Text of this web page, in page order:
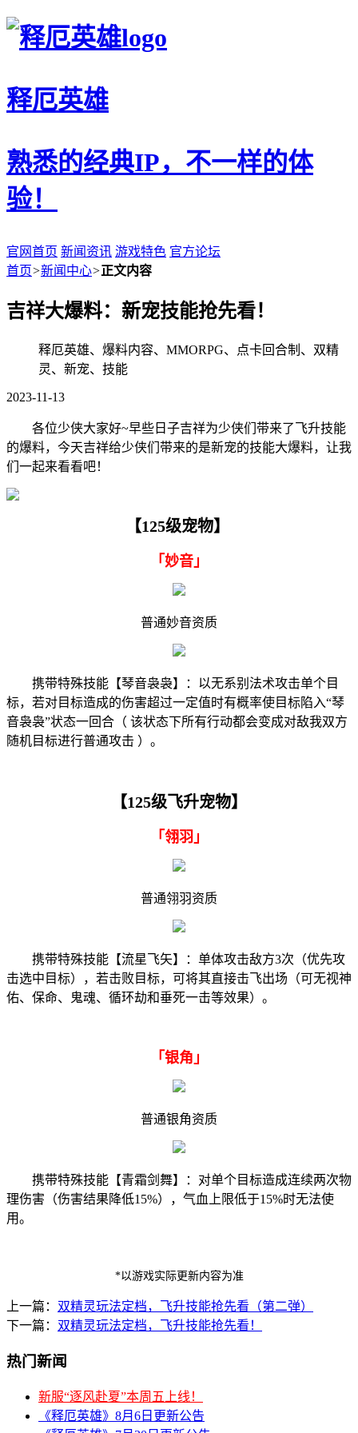
释厄英雄
熟悉的经典IP，不一样的体
验！
官网首页 新闻资讯 游戏特色 官方论坛
首页>新闻中心>正文内容
吉祥大爆料：新宠技能抢先看！
释厄英雄、爆料内容、MMORPG、点卡回合制、双精
灵、新宠、技能
2023-11-13
各位少侠大家好~早些日子吉祥为少侠们带来了飞升技能
的爆料，今天吉祥给少侠们带来的是新宠的技能大爆料，让我
们一起来看看吧！
【125级宠物】
「妙音」
普通妙音资质
携带特殊技能【琴音袅袅】：以无系别法术攻击单个目
标，若对目标造成的伤害超过一定值时有概率使目标陷入“琴
音袅袅”状态一回合（ 该状态下所有行动都会变成对敌我双方
随机目标进行普通攻击 ）。
【125级飞升宠物】
「翎羽」
普通翎羽资质
携带特殊技能【流星飞矢】：单体攻击敌方3次（优先攻
击选中目标），若击败目标，可将其直接击飞出场（可无视神
佑、保命、鬼魂、循环劫和垂死一击等效果）。
「银角」
普通银角资质
携带特殊技能【青霜剑舞】：对单个目标造成连续两次物
理伤害（伤害结果降低15%），气血上限低于15%时无法使
用。
*以游戏实际更新内容为准
上一篇： 双精灵玩法定档，飞升技能抢先看（第二弹）
下一篇： 双精灵玩法定档，飞升技能抢先看！
热门新闻
新服“逐风赴夏”本周五上线！
《释厄英雄》8月6日更新公告